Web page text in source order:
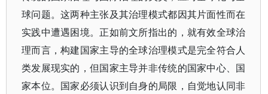
球问题。这两种主张及其治理模式都因其片面性而在
实践中遭遇困境。正如前文所指出的，就有效全球治
理而言，构建国家主导的全球治理模式是完全符合人
类发展现实的，但国家主导并非传统的国家中心、国
家本位。国家必须认识到自身的局限，自觉地认同非